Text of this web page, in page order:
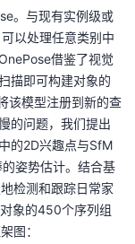
。与现有实例级或
以处理任意类别中
借鉴了视觉
描即可构建对象的
该模型注册到新的查
的问题，我们提出
的2D兴趣点与SfM
姿势估计。结合基
检测和跟踪日常家
象的450个序列组
图：